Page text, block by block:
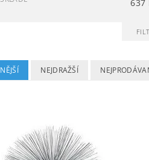
637
NEJDRAŽŠÍ